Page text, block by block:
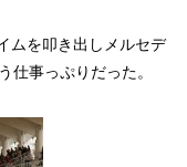
ムを叩き出しメルセデ
仕事っぷりだった。